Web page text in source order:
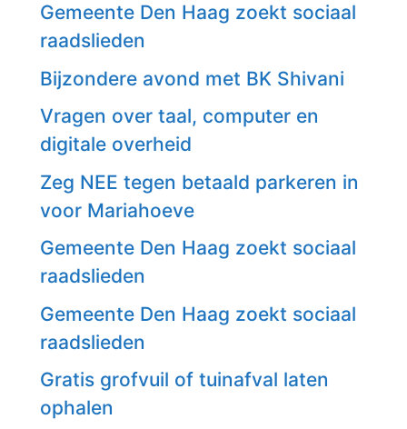
Gemeente Den Haag zoekt sociaal
raadslieden
Bijzondere avond met BK Shivani
Vragen over taal, computer en
digitale overheid
Zeg NEE tegen betaald parkeren in
voor Mariahoeve
Gemeente Den Haag zoekt sociaal
raadslieden
Gemeente Den Haag zoekt sociaal
raadslieden
Gratis grofvuil of tuinafval laten
ophalen